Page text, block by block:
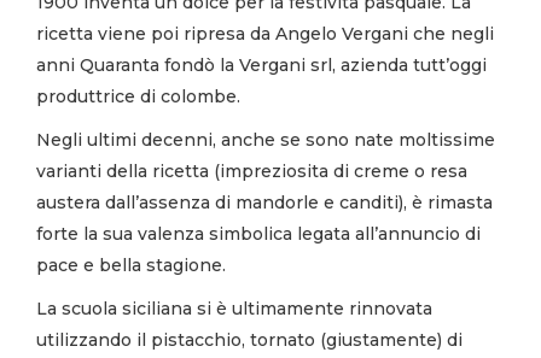
ricetta viene poi ripresa da Angelo Vergani che negli
anni Quaranta fondò la Vergani srl, azienda tutt’oggi
produttrice di colombe.
Negli ultimi decenni, anche se sono nate moltissime
varianti della ricetta (impreziosita di creme o resa
austera dall’assenza di mandorle e canditi), è rimasta
forte la sua valenza simbolica legata all’annuncio di
pace e bella stagione.
La scuola siciliana si è ultimamente rinnovata
utilizzando il pistacchio, tornato (giustamente) di